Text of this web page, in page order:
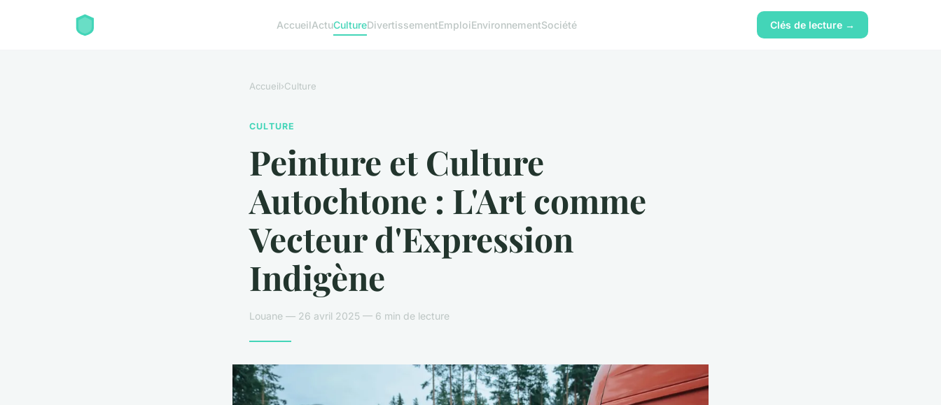
AccueilActuCultureDivertissementEmploiEnvironnementSociété Clés de lecture →
Accueil›Culture
CULTURE
Peinture et Culture
Autochtone : L'Art comme
Vecteur d'Expression
Indigène
Louane — 26 avril 2025 — 6 min de lecture